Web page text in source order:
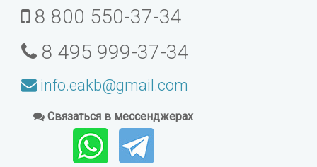
8 800 550-37-34
8 495 999-37-34
info.eakb@gmail.com
Связаться в мессенджерах